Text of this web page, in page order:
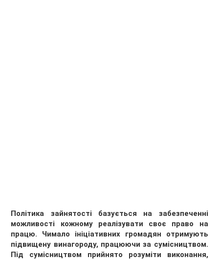
Політика зайнятості базується на забезпеченні
можливості кожному реалізувати своє право на
працю. Чимало ініціативних громадян отримують
підвищену винагороду, працюючи за сумісництвом.
Під сумісництвом прийнято розуміти виконання,